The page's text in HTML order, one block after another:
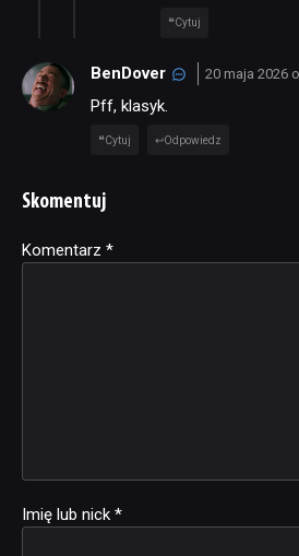
Cytuj
BenDover 20 maja 2026
Pff, klasyk.
Cytuj Odpowiedz
Skomentuj
Komentarz *
Imię lub nick *
Alternative: